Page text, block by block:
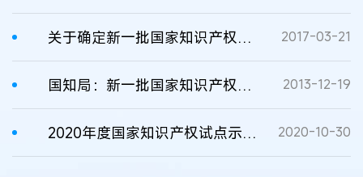
关于确定新一批国家知识产权强县工程、传统知识知识产权保护示范、试点县（区）的通知 2017-03-21
国知局：新一批国家知识产权试点城市（城区）名单公布 2013-12-19
2020年度国家知识产权试点示范高校名单出炉 2020-10-30